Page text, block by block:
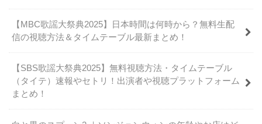
【MBC歌謡大祭典2025】日本時間は何時から？無料生配
信の視聴方法＆タイムテーブル最新まとめ！
【SBS歌謡大祭典2025】無料視聴方法・タイムテーブル
（タイテ）速報やセトリ！出演者や視聴プラットフォーム
まとめ！